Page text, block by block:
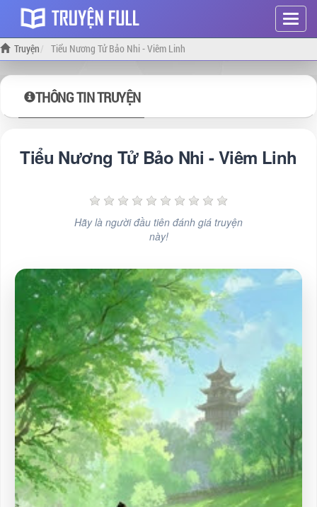
Hiện
menu
Truyện Tiểu Nương Tử Bảo Nhi - Viêm Linh
THÔNG TIN TRUYỆN
Tiểu Nương Tử Bảo Nhi - Viêm Linh
Hãy là người đầu tiên đánh giá truyện
này!